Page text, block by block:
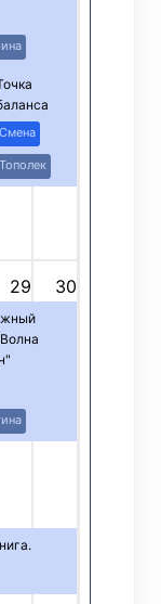
Смена
Тополек
29 30